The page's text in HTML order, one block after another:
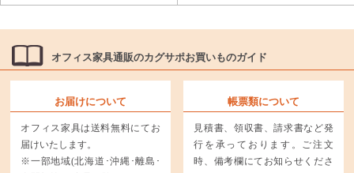
オフィス家具通販のカグサポお買いものガイド
お届けについて
オフィス家具は送料無料にてお
届けいたします。
※一部地域(北海道･沖縄･離島･
帳票類について
見積書、領収書、請求書など発
行を承っております。ご注文
時、備考欄にてお知らせくださ